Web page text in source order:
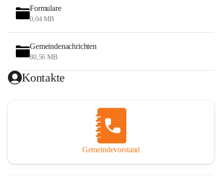
Formulare
0,04 MB
Gemeindenachrichten
80,56 MB
Kontakte
Gemeindevorstand